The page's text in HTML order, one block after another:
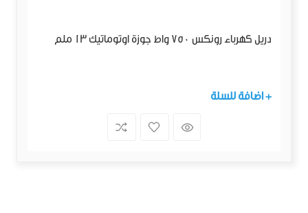
دريل كهرباء رونكس 750 واط جوزة اوتوماتيك 13 ملم
+ اضافة للسلة